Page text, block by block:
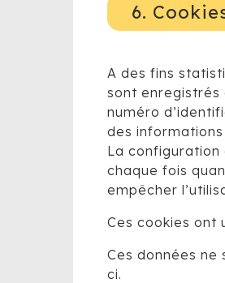
6.
A des fins
sont enregistrés
numéro
des
La configuration
chaque fois
empêcher
Ces cookies ont
Ces données
ci.